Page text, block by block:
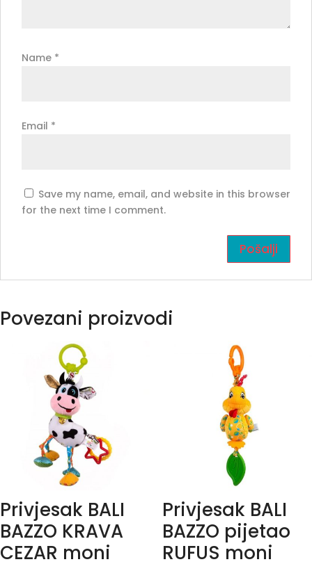
Name *
Email *
Save my name, email, and website in this browser
for the next time I comment.
Povezani proizvodi
Privjesak BALI
BAZZO KRAVA
CEZAR moni
Privjesak BALI
BAZZO pijetao
RUFUS moni